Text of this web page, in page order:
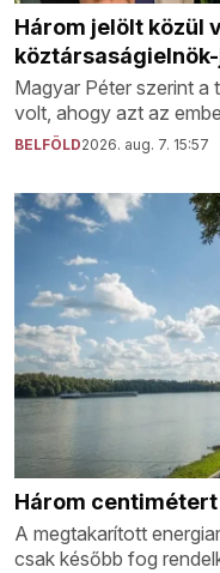
Három jelölt közül
Magyar Péter szerint a
volt, ahogy azt az
BELFÖLD2026. aug. 7. 15:57
Három centimétert
A megtakarított
csak később fog